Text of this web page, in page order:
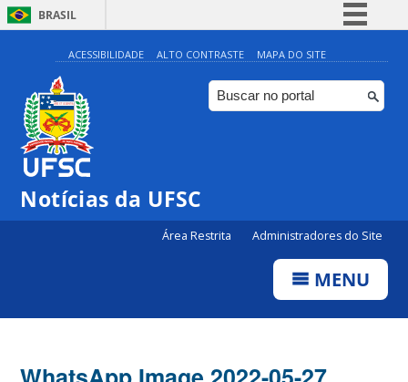
BRASIL
Simplifique!
Comunica BR
Participe
ACESSIBILIDADE ALTO CONTRASTE MAPA DO SITE
Notícias da UFSC
Área Restrita Administradores do Site
MENU